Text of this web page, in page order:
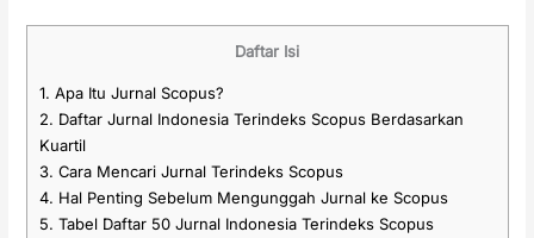
Daftar Isi
1. Apa Itu Jurnal Scopus?
2. Daftar Jurnal Indonesia Terindeks Scopus Berdasarkan
Kuartil
3. Cara Mencari Jurnal Terindeks Scopus
4. Hal Penting Sebelum Mengunggah Jurnal ke Scopus
5. Tabel Daftar 50 Jurnal Indonesia Terindeks Scopus